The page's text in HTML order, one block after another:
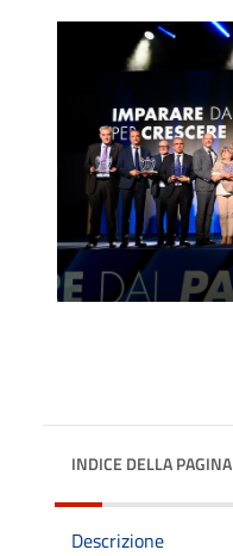
INDICE DELLA PAGINA
Descrizione